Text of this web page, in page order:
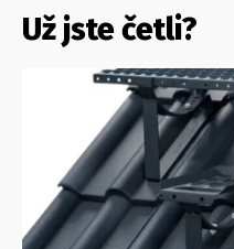
Už jste četli?